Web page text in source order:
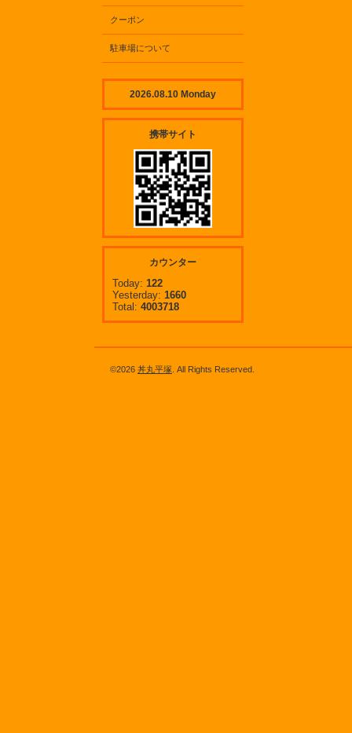
クーポン
駐車場について
2026.08.10 Monday
携帯サイト
カウンター
Today: 122
Yesterday: 1660
Total: 4003718
©2026 丼丸平塚 . All Rights Reserved.